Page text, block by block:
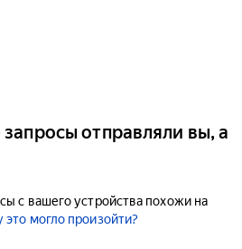
отправляли вы, а
с вашего устройства похожи на
это могло произойти?